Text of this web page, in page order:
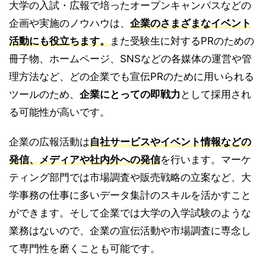
大学の入試・広報で培ったオープンキャンパスなどの
企画や実施のノウハウは、 企業のさまざまなイベント
活動にも役立ちます。また受験生に対するPRのための
冊子物、ホームページ、SNSなどの各媒体の運営や管
理方法など、どの企業でも宣伝PRのために用いられる
ツールのため、 企業にとっての即戦力 として採用され
る可能性が高いです。
企業の広報活動は自社サービスやイベント情報などの
発信、メディアや社内外への発信を行います。マーケ
ティング部門では市場調査や販売戦略の立案など、大
学事務の仕事に多いデータ集計のスキルを活かすこと
ができます。そして企業では大学の入学試験のような
業務はないので、企業の宣伝活動や市場調査に専念し
て専門性を磨くことも可能です。